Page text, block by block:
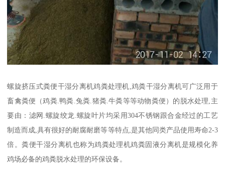
螺旋挤压式粪便干湿分离机鸡粪处理机,鸡粪干湿分离机可广泛用于
畜禽粪便（鸡粪.鸭粪.兔粪.猪粪.牛粪等等动物粪便）的脱水处理,主
要由：滤网.螺旋绞龙.螺旋叶片均采用304不锈钢跟合金经过的工艺
制造而成,具有很好的耐腐耐磨等等特点,是其他同类产品使用寿命2-3
倍。粪便干湿分离机也称为鸡粪处理机鸡粪固液分离机是规模化养
鸡场必备的鸡粪脱水处理的环保设备。